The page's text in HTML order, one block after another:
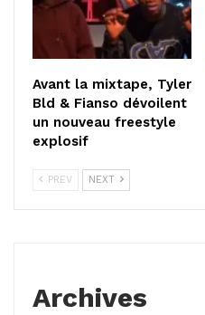
Avant la mixtape, Tyler
Bld & Fianso dévoilent
un nouveau freestyle
explosif
PREV NEXT
Archives